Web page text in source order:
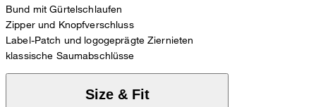
Bund mit Gürtelschlaufen
Zipper und Knopfverschluss
Label-Patch und logogeprägte Ziernieten
klassische Saumabschlüsse
Size & Fit